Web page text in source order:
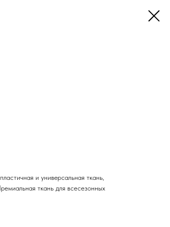
и универсальная ткань,
ткань для всесезонных